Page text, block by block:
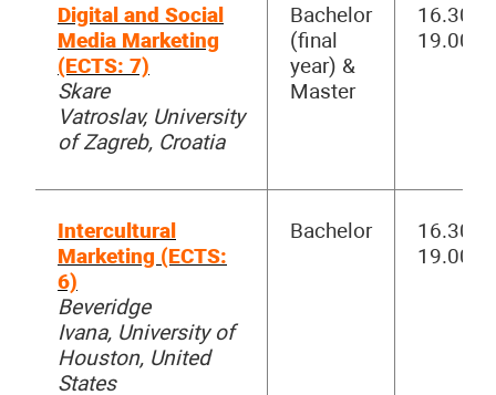
Digital and Social
Media Marketing
(ECTS: 7)
Skare
Vatroslav, University
of Zagreb, Croatia
Bachelor
(final
year) &
Master
16.30-
19.00
Intercultural
Marketing (ECTS:
6)
Beveridge
Ivana, University of
Houston, United
States
Bachelor
16.30-
19.00